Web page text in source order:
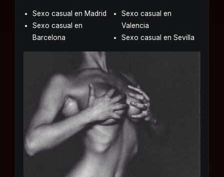
Sexo casual en Madrid
Sexo casual en
Barcelona
Sexo casual en
Valencia
Sexo casual en Sevilla